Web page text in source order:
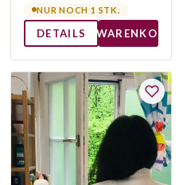
NUR NOCH 1 STK.
DETAILS WARENKORB